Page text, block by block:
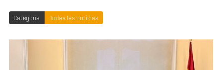
Categoría Todas las noticias